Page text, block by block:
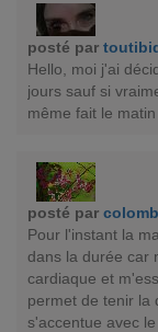
posté par
Hello, moi j'ai
jours sauf si
même fait le
posté par
Pour l'instant la
dans la durée car
cardiaque et
permet de tenir la
s'accentue avec